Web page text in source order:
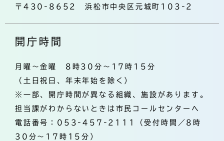
〒430-8652 浜松市中央区元城町103-2
開庁時間
月曜～金曜 8時30分～17時15分
（土日祝日、年末年始を除く）
※一部、開庁時間が異なる組織、施設があります。
担当課がわからないときは市民コールセンターへ
電話番号：053-457-2111（受付時間／8時
30分～17時15分）